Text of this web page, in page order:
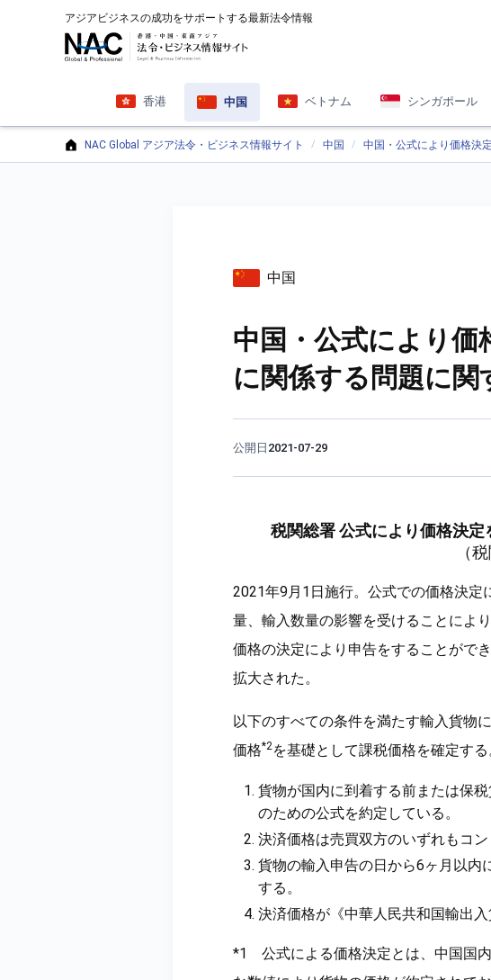
アジアビジネスの成功をサポートする最新法令情報
香港 中国 ベトナム シンガポール
NAC Global アジア法令・ビジネス情報サイト 中国 中国・公式により価格決
中国
中国・公式により価
に関係する問題に関
公開日 2021-07-29
税関総署 公式により価格決
（
2021年9月1日施行。公式での価格決
量、輸入数量の影響を受けることによ
価格の決定により申告をすることがで
拡大された。
以下のすべての条件を満たす輸入貨物
価格*2を基礎として課税価格を確定する
貨物が国内に到着する前または保
のための公式を約定している。
決済価格は売買双方のいずれもコ
貨物の輸入申告の日から6ヶ月以内
する。
決済価格が《中華人民共和国輸出
*1 公式による価格決定とは、中国国